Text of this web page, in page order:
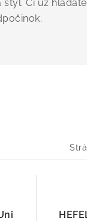
Či už